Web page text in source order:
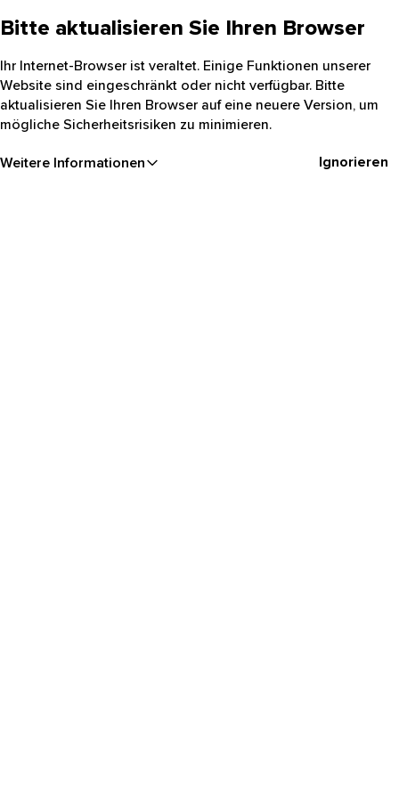
Bitte aktualisieren Sie Ihren Browser
Ihr Internet-Browser ist veraltet. Einige Funktionen unserer
Website sind eingeschränkt oder nicht verfügbar. Bitte
aktualisieren Sie Ihren Browser auf eine neuere Version, um
mögliche Sicherheitsrisiken zu minimieren.
Weitere Informationen Ignorieren